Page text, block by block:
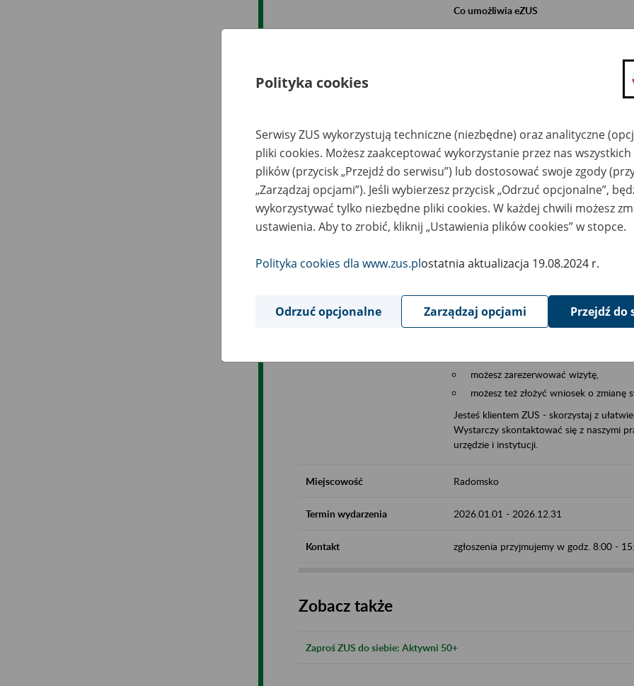
Co umożliwia eZUS
wgląd do danych zgromadzonych w
składanie wniosków i otrzymywanie
zadawanie pytań i otrzymywanie
Jeśli jesteś osobą ubezpieczoną (np.
możesz sprawdzić swoje dane
masz dostęp do informacji o stanie
masz dostęp do informacji o
Jeśli jesteś płatnikiem składek (np.
możesz skorzystać z aplikacji
ubezpieczeń, wypełnisz i
ZUS,
możesz złożyć wniosek o wydanie
masz dostęp do zwolnień lekarskich
Jeśli jesteś świadczeniobiorcą
masz dostęp m.in. do formularza
do formularza PIT 40A, czyli
możesz zarezerwować wizytę,
możesz też złożyć wniosek o zmianę
Jesteś klientem ZUS - skorzystaj z
Wystarczy skontaktować się z naszymi
urzędzie i instytucji.
Miejscowość Radomsko
Termin wydarzenia 2026.01.01 - 2026.12.31
Kontakt zgłoszenia przyjmujemy w godz. 8:00 -
Zobacz także
Zaproś ZUS do siebie: Aktywni 50+
Polityka cookies
Serwisy ZUS wykorzystują techniczne (niezbędne) oraz analityczne
pliki cookies. Możesz zaakceptować wykorzystanie przez nas
plików (przycisk „Przejdź do serwisu”) lub dostosować swoje zgody
„Zarządzaj opcjami”). Jeśli wybierzesz przycisk „Odrzuć opcjonalne”,
wykorzystywać tylko niezbędne pliki cookies. W każdej chwili możesz
ustawienia. Aby to zrobić, kliknij „Ustawienia plików cookies” w stopce.
Polityka cookies dla www.zus.plostatnia aktualizacja 19.08.2024 r.
Odrzuć opcjonalne Zarządzaj opcjami Przejdź do